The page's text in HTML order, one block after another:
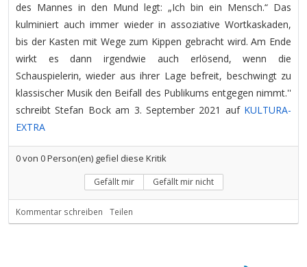
des Mannes in den Mund legt: „Ich bin ein Mensch.“ Das
kulminiert auch immer wieder in assoziative Wortkaskaden,
bis der Kasten mit Wege zum Kippen gebracht wird. Am Ende
wirkt es dann irgendwie auch erlösend, wenn die
Schauspielerin, wieder aus ihrer Lage befreit, beschwingt zu
klassischer Musik den Beifall des Publikums entgegen nimmt.''
schreibt Stefan Bock am 3. September 2021 auf KULTURA-
EXTRA
0von 0Person(en) gefiel diese Kritik
Gefällt mir Gefällt mir nicht
Kommentar schreiben Teilen